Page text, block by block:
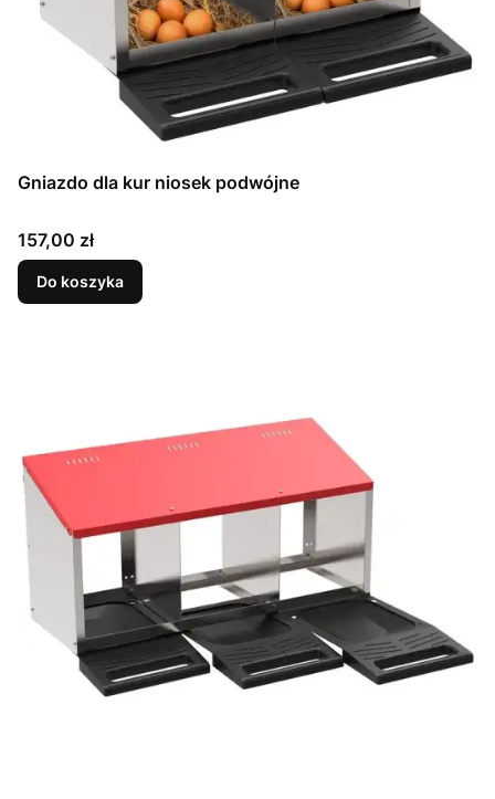
Gniazdo dla kur niosek podwójne
Cena
157,00 zł
Do koszyka